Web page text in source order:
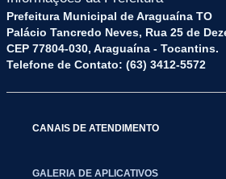
Prefeitura Municipal de Araguaína TO
Palácio Tancredo Neves, Rua 25 de
CEP 77804-030, Araguaína - Tocantins.
Telefone de Contato: (63) 3412-5572
CANAIS DE ATENDIMENTO
GALERIA DE APLICATIVOS